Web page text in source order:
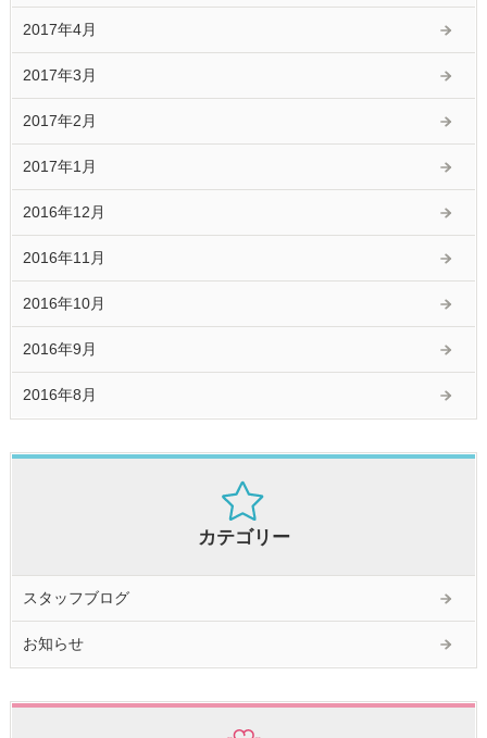
2017年4月
2017年3月
2017年2月
2017年1月
2016年12月
2016年11月
2016年10月
2016年9月
2016年8月
カテゴリー
スタッフブログ
お知らせ